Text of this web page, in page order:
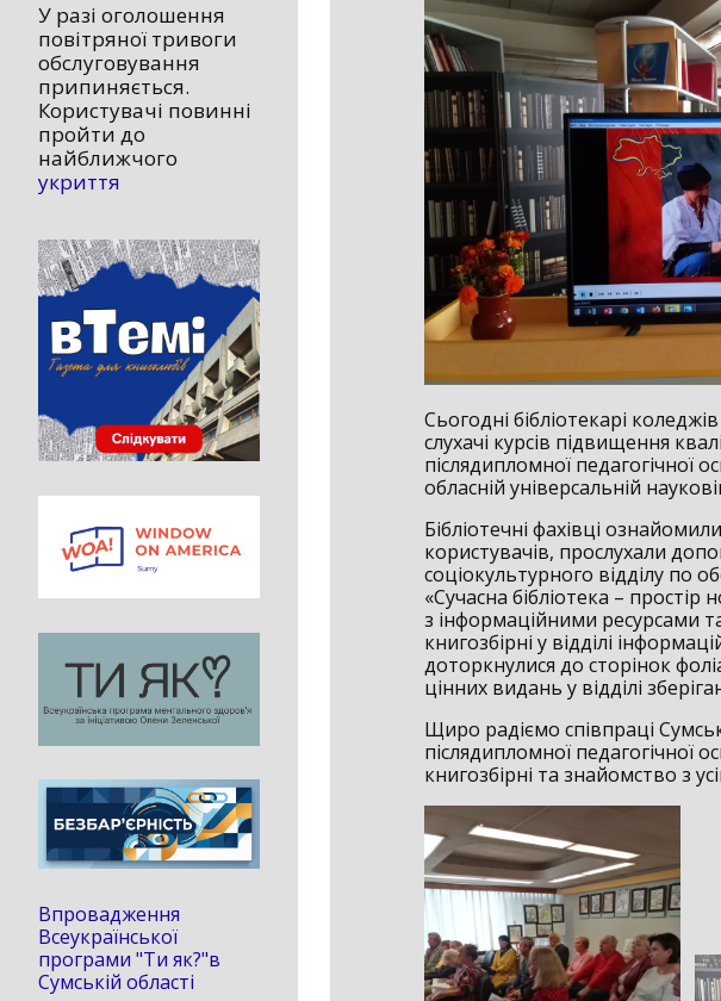
Сьогодні бібліотекарі
слухачі курсів підвищення
післядипломної педагогічної
обласній універсальній
Бібліотечні фахівці
користувачів, прослухали
соціокультурного відділу по
«Сучасна бібліотека –
з інформаційними ресурсами
книгозбірні у відділі
доторкнулися до сторінок
цінних видань у відділі
Щиро радіємо співпраці
післядипломної педагогічної
книгозбірні та знайомство з
У разі оголошення
повітряної тривоги
обслуговування
припиняється.
Користувачі повинні
пройти до
найближчого
укриття
Впровадження
Всеукраїнської
програми "Ти як?"в
Сумській області